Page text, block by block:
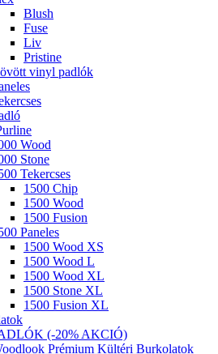
Blush
Fuse
Liv
Pristine
vinyl padlók
Wood
Stone
Tekercses
1500 Chip
1500 Wood
1500 Fusion
Paneles
1500 Wood XS
1500 Wood L
1500 Wood XL
1500 Stone XL
1500 Fusion XL
(-20% AKCIÓ)
Prémium Kültéri Burkolatok